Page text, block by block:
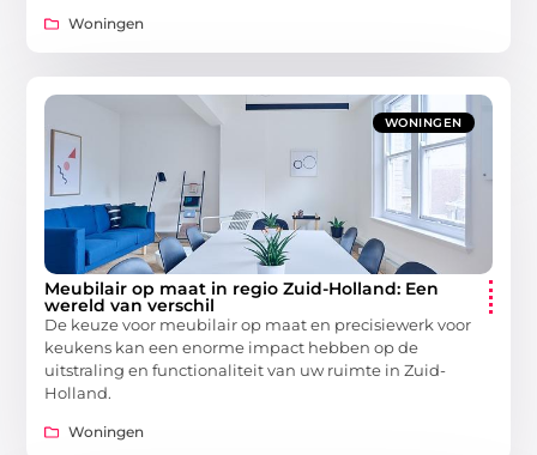
Woningen
WONINGEN
Meubilair op maat in regio Zuid-Holland: Een
wereld van verschil
De keuze voor meubilair op maat en precisiewerk voor
keukens kan een enorme impact hebben op de
uitstraling en functionaliteit van uw ruimte in Zuid-
Holland.
Woningen